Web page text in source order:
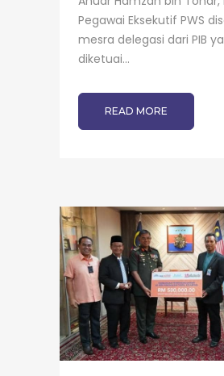
Pegawai Eksekutif PWS
mesra delegasi dari PIB
diketuai...
READ MORE